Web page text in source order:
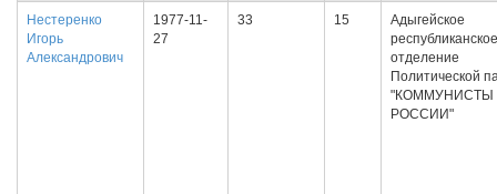
Нестеренко
Игорь
Александрович
1977-11-
27
33 15
Адыгейское
республиканское
отделение
Политической
"КОММУНИСТЫ
РОССИИ"